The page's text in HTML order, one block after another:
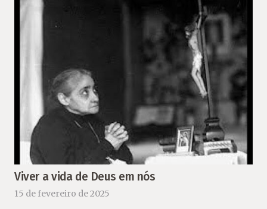
Viver a vida de Deus em nós
15 de fevereiro de 2025